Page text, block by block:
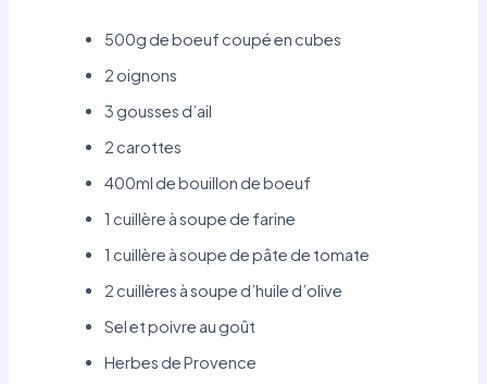
500g de boeuf coupé en cubes
2 oignons
3 gousses d’ail
2 carottes
400ml de bouillon de boeuf
1 cuillère à soupe de farine
1 cuillère à soupe de pâte de tomate
2 cuillères à soupe d’huile d’olive
Sel et poivre au goût
Herbes de Provence